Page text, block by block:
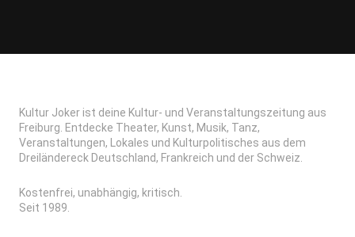
Kultur Joker ist deine Kultur- und Veranstaltungszeitung aus
Freiburg. Entdecke Theater, Kunst, Musik, Tanz,
Veranstaltungen, Lokales und Kulturpolitisches aus dem
Dreiländereck Deutschland, Frankreich und der Schweiz.
Kostenfrei, unabhängig, kritisch.
Seit 1989.